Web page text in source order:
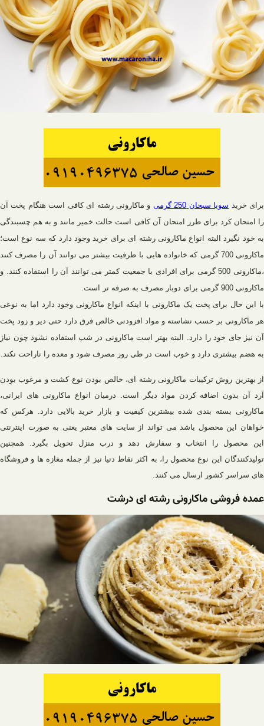
برای خرید سویا سبحان 250 گرمی
و ماکارونی رشته ای کافی است هنگام پخت آن
را امتحان کرد برای طرز امتحان آن کافی است حالت خمیر مانند و به هم چسبندگی
به خود نگیرد البته انواع ماکارونی رشته ای برای خرید وجود دارد که سه نوع است؛
ماکارونی 700 گرمی که خانواده هایی با ظرفیت بیشتر می توانند آن را مصرف کنند
،ماکارونی 500 گرمی برای افرادی با جمعیت کمتر می توانند آن را استفاده کنند. و
ماکارونی 900 گرمی برای دوبار مصرف به صرفه تر است.
با این حال برای پخت یک ماکارونی با اینکه انواع ماکارونی وجود دارد اما به نوعی
هر ماکارونی بر حسب نشاسته و مواد افزودنی خالص فرق دارد حتی دیر و زود پخت
آن نیز جای خود را دارد. البته بهتر است ماکارونی در شب استفاده نشود چون نیاز
به هضم بیشتری دارد و خوب است در طی روز مصرف شود و معده را ناراحت نکند.
از بهترین روش ترکیبات ماکارونی رشته ای، خالص بودن نوع کشت و مرغوب بودن
آرد ‌آن بدون اضافه کردن مواد دیگر است. درمیان انواع ماکارونی های ایرانی،
ماکارونی بسته بندی شده بیشترین کیفیت و بازار خرید بالایی دارد. هرکس که
خواهان این محصول باشد می تواند از سایت های معتبر یعنی به صورت اینترنتی
این محصول را انتخاب و سفارش دهد و درب منزل تحویل بگیرد. همچنین
تولیدکنندگان این نوع محصول را، به اکثر نقاط دنیا نیز از جمله مغازه ها و فروشگاه
های سراسر کشور ارسال می کنند.
عمده فروشی ماکارونی رشته ای درشت